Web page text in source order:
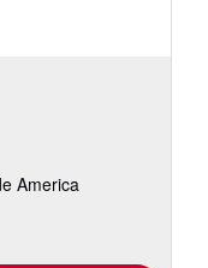
America